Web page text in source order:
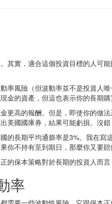
其實，適合這個投資目標的人可
率風險（但波動率並不是投資人
金的資產，但這也表示你的長期購
更高的報酬。但是，即使你的做
美國國庫券，結果可能虧損。沒
的長期平均通膨率是3%。我在
你不持有至到期日，那麼你又要
的保本策略對於長期的投資人而言
率